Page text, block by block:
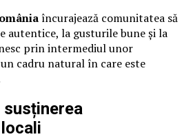
încurajează comunitatea să
autentice, la gusturile bune și la
prin intermediul unor
cadru natural în care este